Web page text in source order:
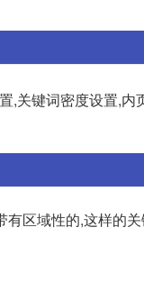
,关键词密度设置,
区域性的,这样的